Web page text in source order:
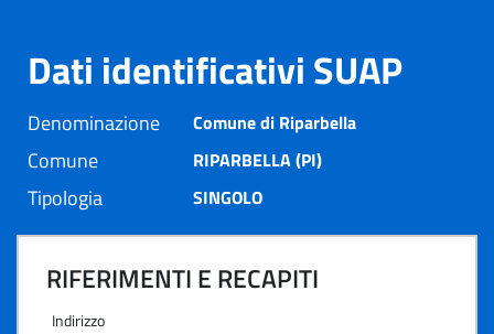
Dati identificativi SUAP
Denominazione Comune di Riparbella
Comune RIPARBELLA (PI)
Tipologia SINGOLO
RIFERIMENTI E RECAPITI
Indirizzo